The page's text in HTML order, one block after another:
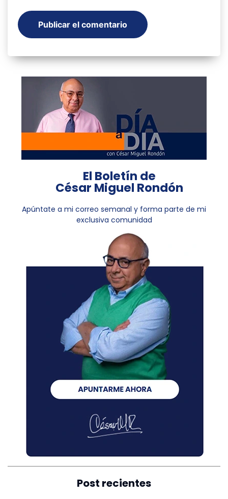
El Boletín de
César Miguel Rondón
Apúntate a mi correo semanal y forma parte de mi
exclusiva comunidad
Post recientes